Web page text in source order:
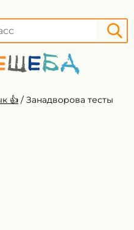
👍 / Занадворова тесты